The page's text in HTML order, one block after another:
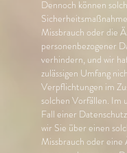
Dennoch können
Missbrauch oder die
personenbezogener
verhindern, und wir
zulässigen Umfang
Verpflichtungen im
solchen Vorfällen. Im
Fall einer
wir Sie über einen
Missbrauch oder eine